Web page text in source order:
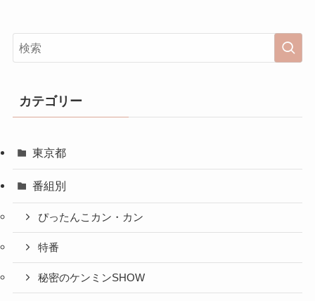
カテゴリー
東京都
番組別
ぴったんこカン・カン
特番
秘密のケンミンSHOW